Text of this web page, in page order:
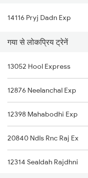
Gaya to Babatpur Trains
Gaya to Sevagram Trains
Gaya to Kulti Trains
14116 Pryj Dadn Exp
गया से लोकप्रिय ट्रेनें
13052 Hool Express
12876 Neelanchal Exp
12398 Mahabodhi Exp
20840 Ndls Rnc Raj Ex
12314 Sealdah Rajdhni